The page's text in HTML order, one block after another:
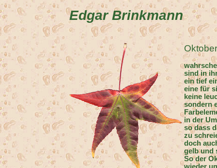
Edgar Brinkmann
Oktober
sind in
ein tief
eine für
keine
sondern
in der
so dass
zu
doch
gelb und
So der